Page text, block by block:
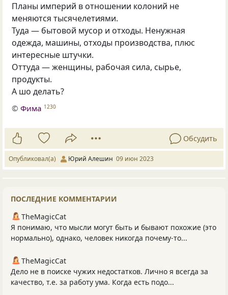
Планы империй в отношении колоний не
меняются тысячелетиями.
Туда — бытовой мусор и отходы. Ненужная
одежда, машины, отходы производства, плюс
интересные штучки.
Оттуда — женщины, рабочая сила, сырье,
продукты.
А шо делать?
©Фима 1230
Обсудить
Опубликовал(а) Юрий Алешин 09 июн 2023
ПОСЛЕДНИЕ КОММЕНТАРИИ
TheMagicCat
Я понимаю, что мысли могут быть и бывают похожие (это
нормально), однако, человек никогда почему-то...
TheMagicCat
Дело не в поиске чужих недостатков. Лично я всегда за
качество, т.е. за работу ума. Когда есть подо...